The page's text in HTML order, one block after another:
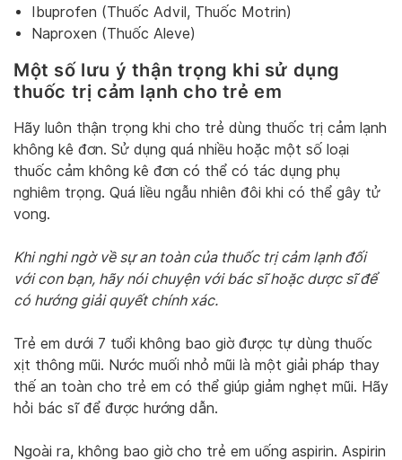
Ibuprofen (Thuốc Advil, Thuốc Motrin)
Naproxen (Thuốc Aleve)
Một số lưu ý thận trọng khi sử dụng
thuốc trị cảm lạnh cho trẻ em
Hãy luôn thận trọng khi cho trẻ dùng thuốc trị cảm lạnh
không kê đơn. Sử dụng quá nhiều hoặc một số loại
thuốc cảm không kê đơn có thể có tác dụng phụ
nghiêm trọng. Quá liều ngẫu nhiên đôi khi có thể gây tử
vong.
Khi nghi ngờ về sự an toàn của thuốc trị cảm lạnh đối
với con bạn, hãy nói chuyện với bác sĩ hoặc dược sĩ để
có hướng giải quyết chính xác.
Trẻ em dưới 7 tuổi không bao giờ được tự dùng thuốc
xịt thông mũi. Nước muối nhỏ mũi là một giải pháp thay
thế an toàn cho trẻ em có thể giúp giảm nghẹt mũi. Hãy
hỏi bác sĩ để được hướng dẫn.
Ngoài ra, không bao giờ cho trẻ em uống aspirin. Aspirin